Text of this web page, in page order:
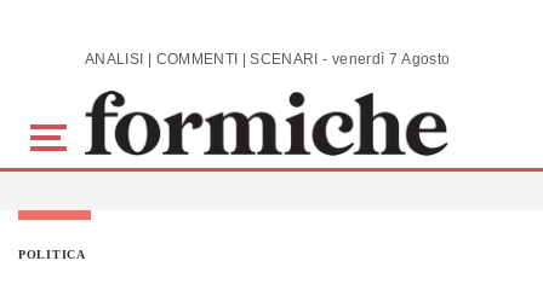
Skip to main content ANALISI | COMMENTI | SCENARI - venerdì 7 Agosto 2026
POLITICA